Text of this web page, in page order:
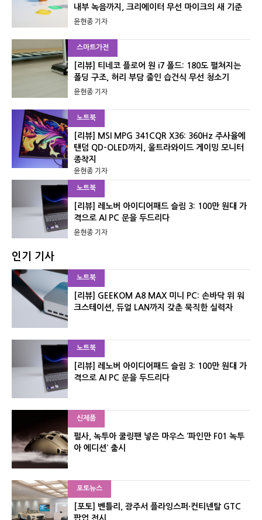
내부 녹음까지, 크리에이터 무선 마이크의 새 기준
윤현종 기자
스마트가전
[리뷰] 티네코 플로어 원 i7 폴드: 180도 펼쳐지는
폴딩 구조, 허리 부담 줄인 습건식 무선 청소기
윤현종 기자
노트북
[리뷰] MSI MPG 341CQR X36: 360Hz 주사율에
탠덤 QD-OLED까지, 울트라와이드 게이밍 모니터
종착지
윤현종 기자
노트북
[리뷰] 레노버 아이디어패드 슬림 3: 100만 원대 가
격으로 AI PC 문을 두드리다
윤현종 기자
인기 기사
노트북
[리뷰] GEEKOM A8 MAX 미니 PC: 손바닥 위 워
크스테이션, 듀얼 LAN까지 갖춘 묵직한 실력자
노트북
[리뷰] 레노버 아이디어패드 슬림 3: 100만 원대 가
격으로 AI PC 문을 두드리다
신제품
펄사, 녹투아 쿨링팬 넣은 마우스 ‘파인만 F01 녹투
아 에디션’ 출시
포토뉴스
[포토] 벤틀리, 광주서 플라잉스퍼·컨티넨탈 GTC
팝업 전시